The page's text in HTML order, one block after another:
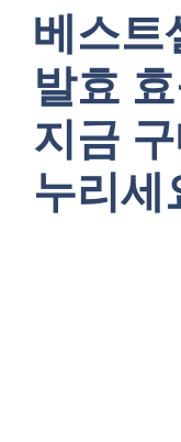
베스트
발효
지금
누리세